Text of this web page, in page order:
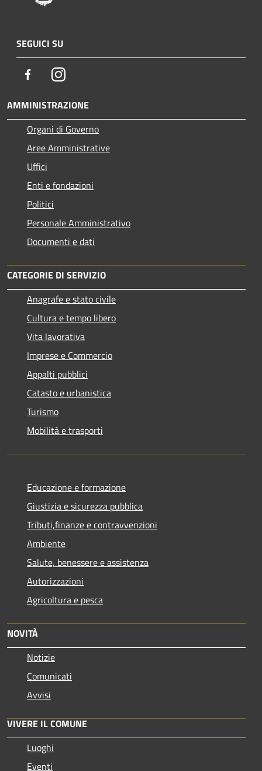
SEGUICI SU
FacebookInstagram
AMMINISTRAZIONE
Organi di Governo
Aree Amministrative
Uffici
Enti e fondazioni
Politici
Personale Amministrativo
Documenti e dati
CATEGORIE DI SERVIZIO
Anagrafe e stato civile
Cultura e tempo libero
Vita lavorativa
Imprese e Commercio
Appalti pubblici
Catasto e urbanistica
Turismo
Mobilità e trasporti
Educazione e formazione
Giustizia e sicurezza pubblica
Tributi,finanze e contravvenzioni
Ambiente
Salute, benessere e assistenza
Autorizzazioni
Agricoltura e pesca
NOVITÀ
Notizie
Comunicati
Avvisi
VIVERE IL COMUNE
Luoghi
Eventi